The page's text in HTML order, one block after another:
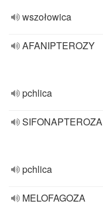
wszołowica
AFANIPTEROZY
pchlica
SIFONAPTEROZA
pchlica
MELOFAGOZA